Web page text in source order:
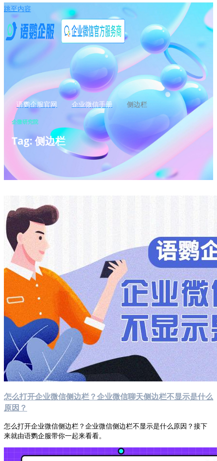
跳至内容
语鹦企服官网 企业微信手册 侧边栏
企微研究院
Tag: 侧边栏
怎么打开企业微信侧边栏？企业微信聊天侧边栏不显示是什么
原因？
怎么打开企业微信侧边栏？企业微信侧边栏不显示是什么原因？接下
来就由语鹦企服带你一起来看看。